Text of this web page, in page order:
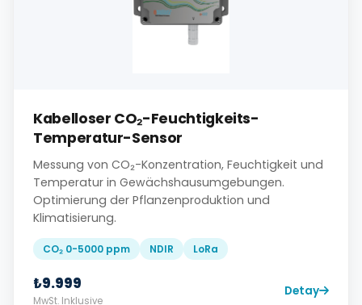
Kabelloser CO₂-Feuchtigkeits-
Temperatur-Sensor
Messung von CO₂-Konzentration, Feuchtigkeit und
Temperatur in Gewächshausumgebungen.
Optimierung der Pflanzenproduktion und
Klimatisierung.
CO₂ 0-5000 ppm NDIR LoRa
₺9.999
MwSt. Inklusive
Detay